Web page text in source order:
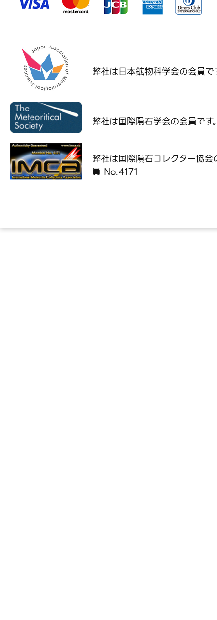
弊社は日本鉱物科学会の会員で
弊社は国際隕石学会の会員です
弊社は国際隕石コレクター協会
員 No.4171